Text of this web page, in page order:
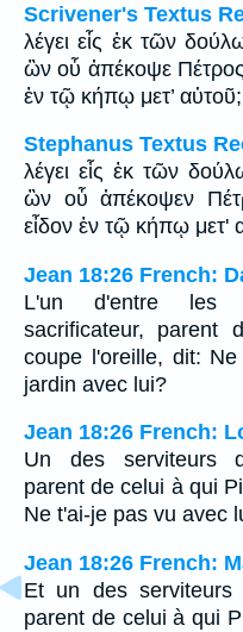
Scrivener's Textus
λέγει εἷς ἐκ τῶν
ὢν οὗ ἀπέκοψε
ἐν τῷ κήπῳ μετ’ αὐτοῦ;
Stephanus Textus
λέγει εἷς ἐκ τῶν
ὢν οὗ ἀπέκοψεν
εἶδον ἐν τῷ κήπῳ μετ'
Jean 18:26 French:
L'un d'entre les
sacrificateur,
coupe l'oreille, dit:
jardin avec lui?
Jean 18:26 French:
Un des serviteurs
parent de celui à qui
Ne t'ai-je pas vu avec
Jean 18:26 French:
Et un des serviteurs
parent de celui à qui